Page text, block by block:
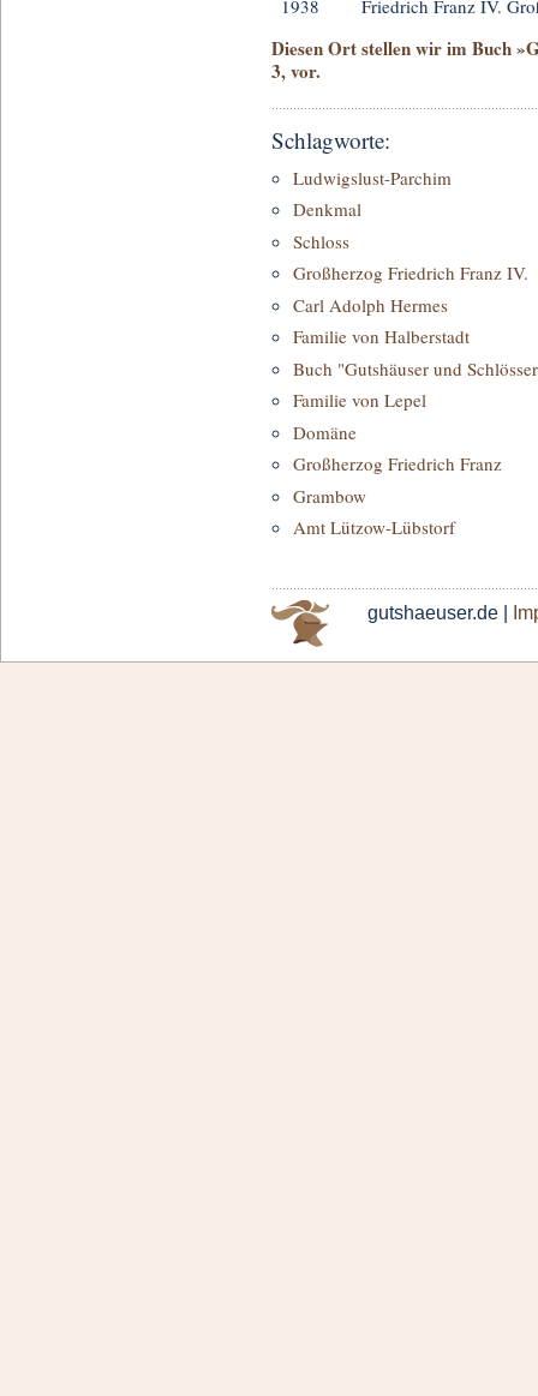
1938 Friedrich Franz IV.
Diesen Ort stellen wir im Buch
3, vor.
Schlagworte:
Ludwigslust-Parchim
Denkmal
Schloss
Großherzog Friedrich Franz IV.
Carl Adolph Hermes
Familie von Halberstadt
Buch "Gutshäuser und
Familie von Lepel
Domäne
Großherzog Friedrich Franz
Grambow
Amt Lützow-Lübstorf
gutshaeuser.de |